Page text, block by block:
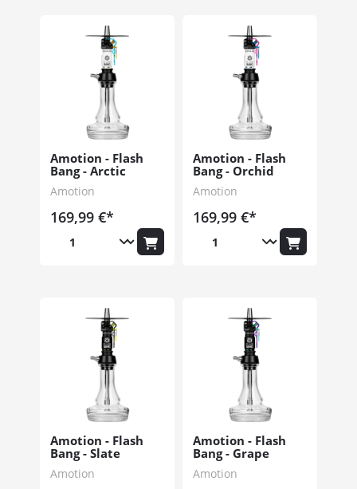
Amotion - Flash
Bang - Arctic
Amotion
169,99 €*
Amotion - Flash
Bang - Orchid
Amotion
169,99 €*
Amotion - Flash
Bang - Slate
Amotion
Amotion - Flash
Bang - Grape
Amotion